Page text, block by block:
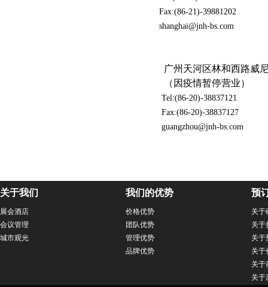
Fax:(86-21)-39881202
shanghai@jnh-bs.com
广州天河区林和西路威
（因疫情暂停营业）
Tel:(86-20)-38837121
Fax:(86-20)-38837127
guangzhou@jnh-bs.com
关于我们
展会酒店
会议管理
城市观光
我们的优势
价格优势
团队优势
管理优势
品牌优势
预
关于
关于
关于
关于
关于
关于